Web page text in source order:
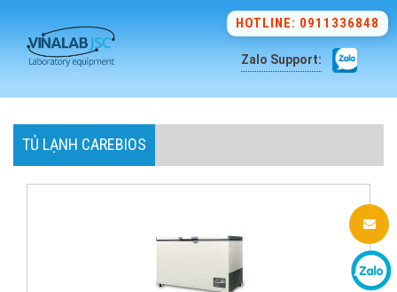
HOTLINE: 0911336848
Zalo Support:
TỦ LẠNH CAREBIOS